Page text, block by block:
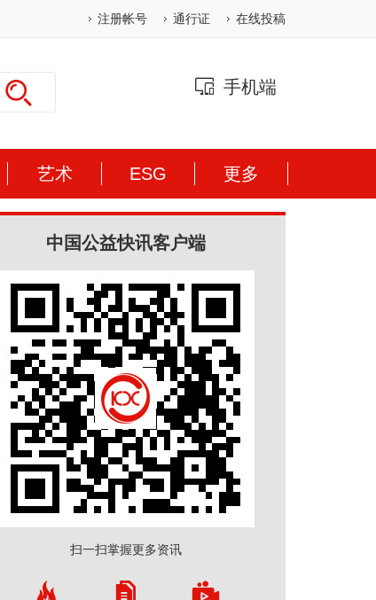
注册帐号 通行证 在线投稿
手机端
艺术 ESG 更多
中国公益快讯客户端
扫一扫掌握更多资讯